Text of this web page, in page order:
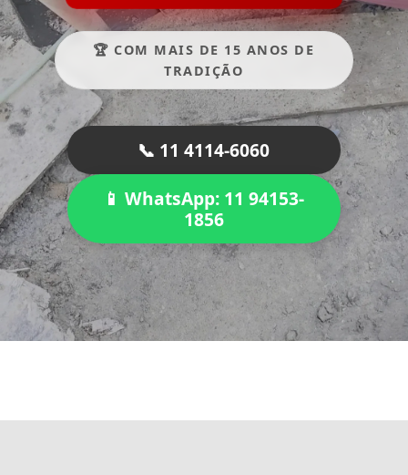
🏆 COM MAIS DE 15 ANOS DE
TRADIÇÃO
📞 11 4114-6060
📱 WhatsApp: 11 94153-
1856